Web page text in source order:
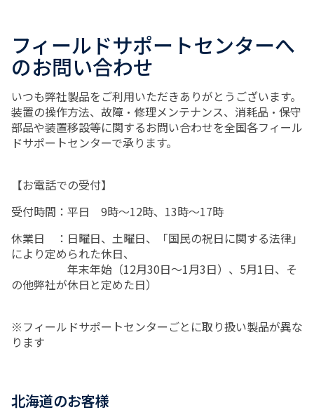
フィールドサポートセンターへ
のお問い合わせ
いつも弊社製品をご利用いただきありがとうございます。
装置の操作方法、故障・修理メンテナンス、消耗品・保守
部品や装置移設等に関するお問い合わせを全国各フィール
ドサポートセンターで承ります。
【お電話での受付】
受付時間：平日 9時～12時、13時～17時
休業日 ：日曜日、土曜日、「国民の祝日に関する法律」
により定められた休日、
年末年始（12月30日～1月3日）、5月1日、そ
の他弊社が休日と定めた日）
※フィールドサポートセンターごとに取り扱い製品が異な
ります
北海道のお客様